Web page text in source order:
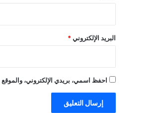
البريد الإلكتروني *
احفظ اسمي، بريدي الإلكتروني،